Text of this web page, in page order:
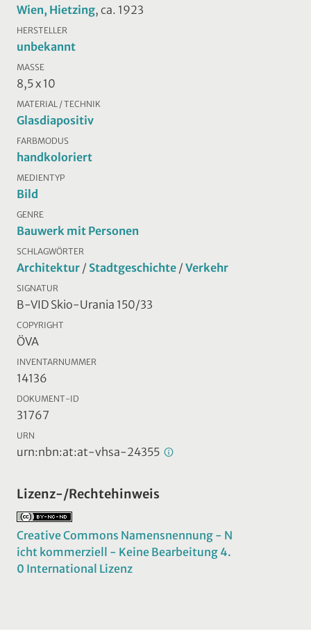
Wien, Hietzing, ca. 1923
HERSTELLER
unbekannt
MASSE
8,5 x 10
MATERIAL / TECHNIK
Glasdiapositiv
FARBMODUS
handkoloriert
MEDIENTYP
Bild
GENRE
Bauwerk mit Personen
SCHLAGWÖRTER
Architektur / Stadtgeschichte / Verkehr
SIGNATUR
B-VID Skio-Urania 150/33
COPYRIGHT
ÖVA
INVENTARNUMMER
14136
DOKUMENT-ID
31767
URN
urn:nbn:at:at-vhsa-24355
Lizenz-/Rechtehinweis
Creative Commons Namensnennung - N
icht kommerziell - Keine Bearbeitung 4.
0 International Lizenz